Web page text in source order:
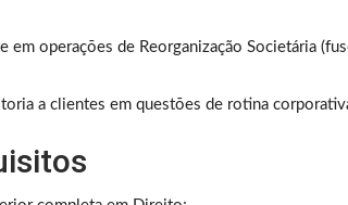
em operações de Reorganização Societária
a clientes em questões de rotina